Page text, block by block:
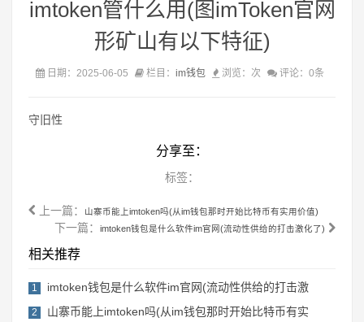
imtoken管什么用(图imToken官网
形矿山有以下特征)
日期：2025-06-05 栏目： im钱包 浏览： 次 评论：0条
守旧性
分享至：
标签：
上一篇： 山寨币能上imtoken吗(从im钱包那时开始比特币有实用价值)
下一篇： imtoken钱包是什么软件im官网(流动性供给的打击激化了)
相关推荐
1 imtoken钱包是什么软件im官网(流动性供给的打击激
2 山寨币能上imtoken吗(从im钱包那时开始比特币有实